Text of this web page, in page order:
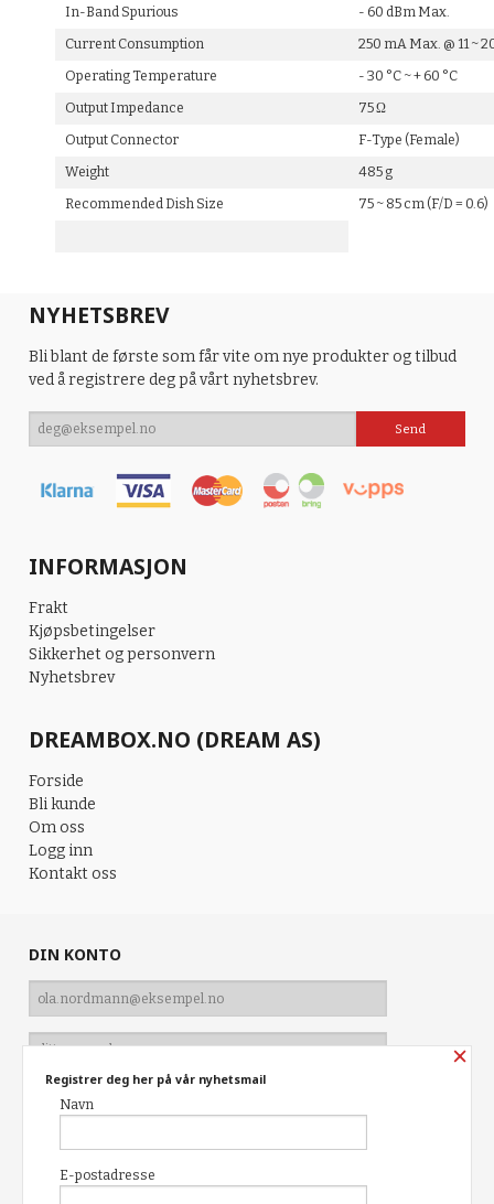
In-Band Spurious - 60 dBm Max.
Current Consumption 250 mA Max. @ 11 ~
Operating Temperature - 30 °C ~ + 60 °C
Output Impedance 75 Ω
Output Connector F-Type (Female)
Weight 485 g
Recommended Dish Size 75 ~ 85 cm (F/D = 0.6)
NYHETSBREV
Bli blant de første som får vite om nye produkter og tilbud
ved å registrere deg på vårt nyhetsbrev.
INFORMASJON
Frakt
Kjøpsbetingelser
Sikkerhet og personvern
Nyhetsbrev
DREAMBOX.NO (DREAM AS)
Forside
Bli kunde
Om oss
Logg inn
Kontakt oss
DIN KONTO
×
Registrer deg her på vår nyhetsmail
Navn
E-postadresse